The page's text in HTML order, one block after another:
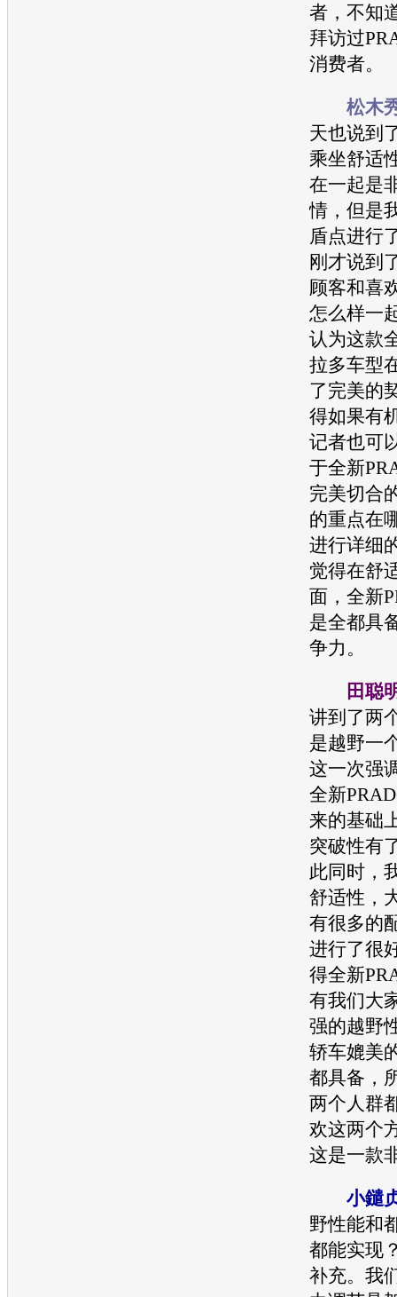
者，不知
拜访过
消费者。
松木
天也说到
乘坐舒适
在一起是
情，但是
盾点进行
刚才说到
顾客和喜
怎么样一
认为这款
拉多车型
了完美的
得如果有
记者也可
于全新
完美切合
的重点在
进行详细
觉得在舒
面，全新
是全都具
争力。
田聪
讲到了两
是越野一
这一次强
全新
来的基础
突破性有
此同时，
舒适性，
有很多的
进行了很
得全新
有我们大
强的越野
轿车媲美
都具备，
两个人群
欢这两个
这是一款
小鑓
野性能和
都能实现
补充。我